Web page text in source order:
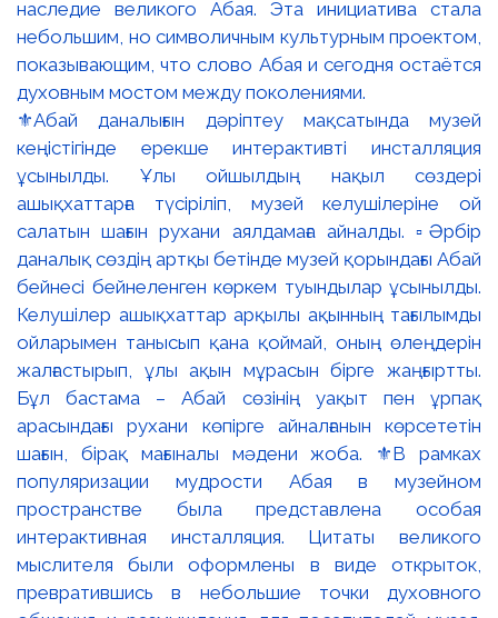
⚜️Абай даналығын дәріптеу мақсатында музей
кеңістігінде ерекше интерактивті инсталляция
ұсынылды. Ұлы ойшылдың нақыл сөздері
ашықхаттарға түсіріліп, музей келушілеріне ой
салатын шағын рухани аялдамаға айналды. ▫️Әрбір
даналық сөздің артқы бетінде музей қорындағы Абай
бейнесі бейнеленген көркем туындылар ұсынылды.
Келушілер ашықхаттар арқылы ақынның тағылымды
ойларымен танысып қана қоймай, оның өлеңдерін
жалғастырып, ұлы ақын мұрасын бірге жаңғыртты.
Бұл бастама – Абай сөзінің уақыт пен ұрпақ
арасындағы рухани көпірге айналғанын көрсететін
шағын, бірақ мағыналы мәдени жоба. ⚜️В рамках
популяризации мудрости Абая в музейном
пространстве была представлена особая
интерактивная инсталляция. Цитаты великого
мыслителя были оформлены в виде открыток,
превратившись в небольшие точки духовного